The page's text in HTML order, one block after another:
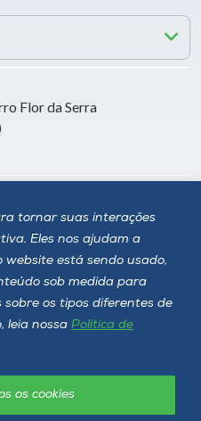
tornar suas interações
Eles nos ajudam a
website está sendo usado,
sob medida para
sobre os tipos diferentes de
leia nossa Política de
os cookies
Flor da Serra